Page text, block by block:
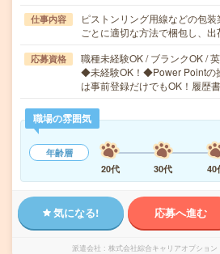
仕事内容
ピストンリング用線などの包
ごとに適切な方法で梱包し、
応募資格
職種未経験OK / ブランクOK /
◆未経験OK！◆Power Pointの
は事前登録だけでもOK！履歴
職場の雰囲気
年齢層
20代
30代 40
気になる! 応募へ進む
派遣会社 株式会社綜合キャリアオプショ